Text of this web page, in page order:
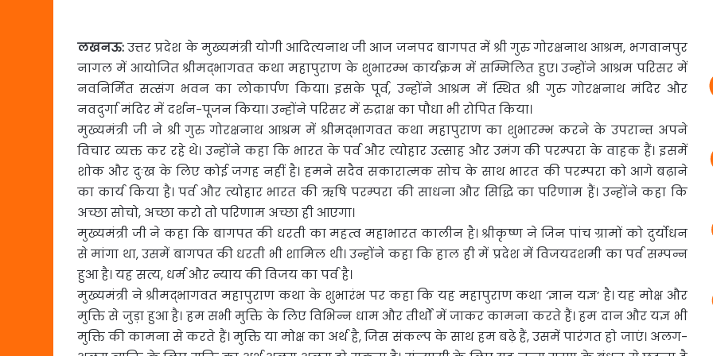
लखनऊ:उत्तर प्रदेश के मुख्यमंत्री योगी आदित्यनाथ जी आज जनपद बागपत में श्री गुरु गोरक्षनाथ आश्रम, भगवानपुर
नागल में आयोजित श्रीमद्भागवत कथा महापुराण के शुभारम्भ कार्यक्रम में सम्मिलित हुए। उन्होंने आश्रम परिसर में
नवनिर्मित सत्संग भवन का लोकार्पण किया। इसके पूर्व, उन्होंने आश्रम में स्थित श्री गुरु गोरक्षनाथ मंदिर और
नवदुर्गा मंदिर में दर्शन-पूजन किया। उन्होंने परिसर में रुद्राक्ष का पौधा भी रोपित किया।
मुख्यमंत्री जी ने श्री गुरु गोरक्षनाथ आश्रम में श्रीमद्भागवत कथा महापुराण का शुभारम्भ करने के उपरान्त अपने
विचार व्यक्त कर रहे थे। उन्होंने कहा कि भारत के पर्व और त्योहार उत्साह और उमंग की परम्परा के वाहक हैं। इसमें
शोक और दुःख के लिए कोई जगह नहीं है। हमने सदैव सकारात्मक सोच के साथ भारत की परम्परा को आगे बढ़ाने
का कार्य किया है। पर्व और त्योहार भारत की ऋषि परम्परा की साधना और सिद्धि का परिणाम हैं। उन्होंने कहा कि
अच्छा सोचो, अच्छा करो तो परिणाम अच्छा ही आएगा।
मुख्यमंत्री जी ने कहा कि बागपत की धरती का महत्व महाभारत कालीन है। श्रीकृष्ण ने जिन पांच ग्रामों को दुर्योधन
से मांगा था, उसमें बागपत की धरती भी शामिल थी। उन्होंने कहा कि हाल ही में प्रदेश में विजयदशमी का पर्व सम्पन्न
हुआ है। यह सत्य, धर्म और न्याय की विजय का पर्व है।
मुख्यमंत्री ने श्रीमद्भागवत महापुराण कथा के शुभारंभ पर कहा कि यह महापुराण कथा ‘ज्ञान यज्ञ’ है। यह मोक्ष और
मुक्ति से जुड़ा हुआ है। हम सभी मुक्ति के लिए विभिन्न धाम और तीर्थों में जाकर कामना करते हैं। हम दान और यज्ञ भी
मुक्ति की कामना से करते हैं। मुक्ति या मोक्ष का अर्थ है, जिस संकल्प के साथ हम बढ़े हैं, उसमें पारंगत हो जाएं। अलग-